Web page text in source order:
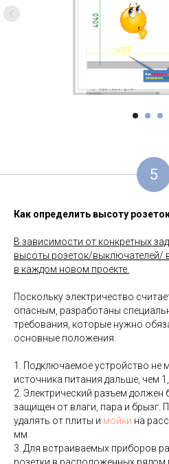
5
Как определить высоту
В зависимости от конкретных
высоты розеток/выключателей/
в каждом новом проекте.
Поскольку электричество
опасным, разработаны
требования, которые нужно
основные положения.
1. Подключаемое устройство не
источника питания дальше, чем
2. Электрический разъем
защищен от влаги, пара и брызг.
удалять от плиты и мойки на
мм.
3. Для встраиваемых приборов